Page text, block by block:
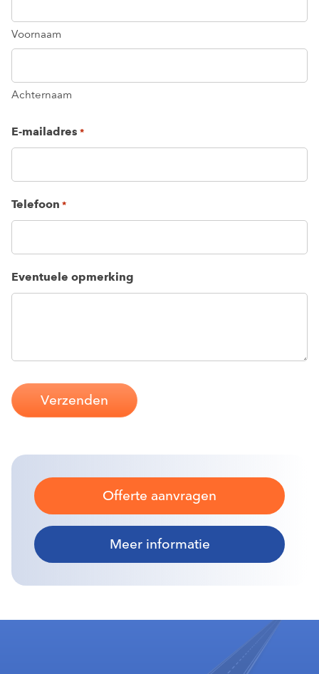
Voornaam
Achternaam
E-mailadres *
Telefoon *
Eventuele opmerking
Verzenden
Offerte aanvragen
Meer informatie